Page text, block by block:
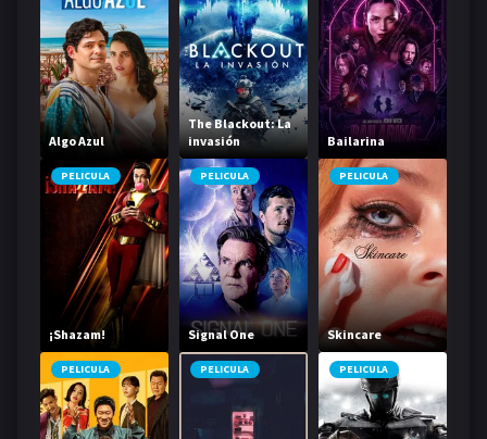
Algo Azul
The Blackout: La
invasión
Bailarina
PELICULA
¡Shazam!
PELICULA
Signal One
PELICULA
Skincare
PELICULA PELICULA PELICULA